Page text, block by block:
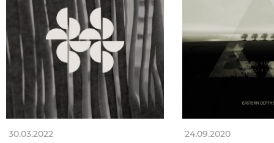
30.03.2022 24.09.2020